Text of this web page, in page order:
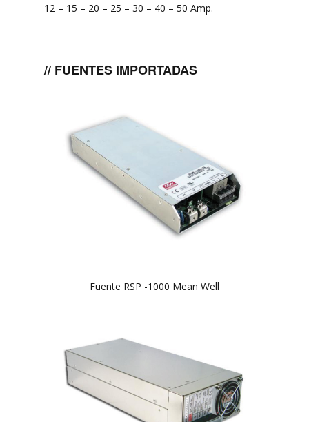
12 – 15 – 20 – 25 – 30 – 40 – 50 Amp.
// FUENTES IMPORTADAS
Fuente RSP -1000 Mean Well